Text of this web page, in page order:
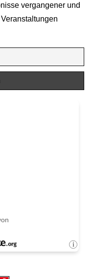
vergangener und